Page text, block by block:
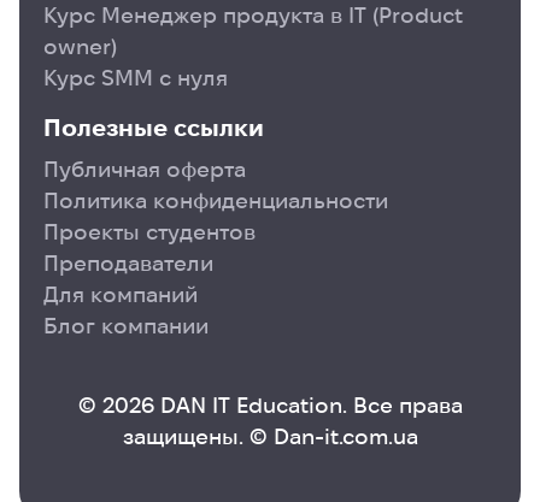
Курс Менеджер продукта в ІТ (Product
owner)
Курс SMM с нуля
Полезные ссылки
Публичная оферта
Политика конфиденциальности
Проекты студентов
Преподаватели
Для компаний
Блог компании
© 2026 DAN IT Education. Все права
защищены. © Dan-it.com.ua